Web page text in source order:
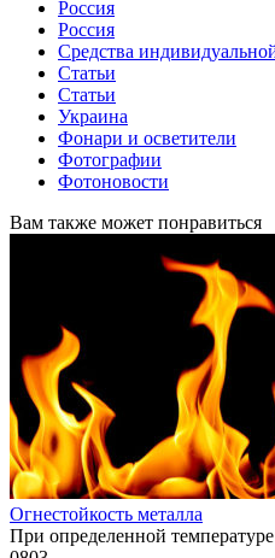
Россия
Россия
Средства
Статьи
Статьи
Украина
Фонари и осветители
Фотографии
Фотоновости
Вам также может понравиться
Огнестойкость металла
При определенной